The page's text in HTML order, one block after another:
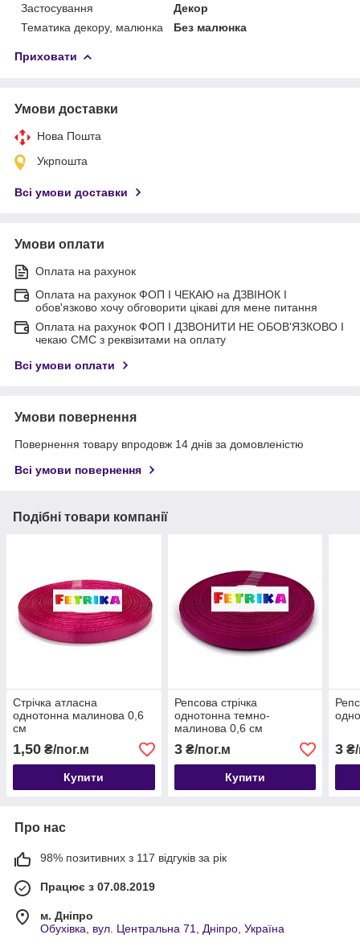
Застосування
Декор
Тематика декору, малюнка
Без малюнка
Приховати
Умови доставки
Нова Пошта
Укрпошта
Всі умови доставки
Умови оплати
Оплата на рахунок
Оплата на рахунок ФОП I ЧЕКАЮ на ДЗВІНОК I
обов'язково хочу обговорити цікаві для мене питання
Оплата на рахунок ФОП I ДЗВОНИТИ НЕ ОБОВ'ЯЗКОВО I
чекаю СМС з реквізитами на оплату
Всі умови оплати
Умови повернення
Повернення товару впродовж 14 днів за домовленістю
Всі умови повернення
Подібні товари компанії
Стрічка атласна
однотонна малинова 0,6
см
1,50 ₴/пог.м
Купити
Репсова стрічка
однотонна темно-
малинова 0,6 см
3₴/пог.м
Купити
3 ₴/
Про нас
98% позитивних з 117 відгуків за рік
Працює з 07.08.2019
м. Дніпро
Обухівка, вул. Центральна 71, Дніпро, Україна